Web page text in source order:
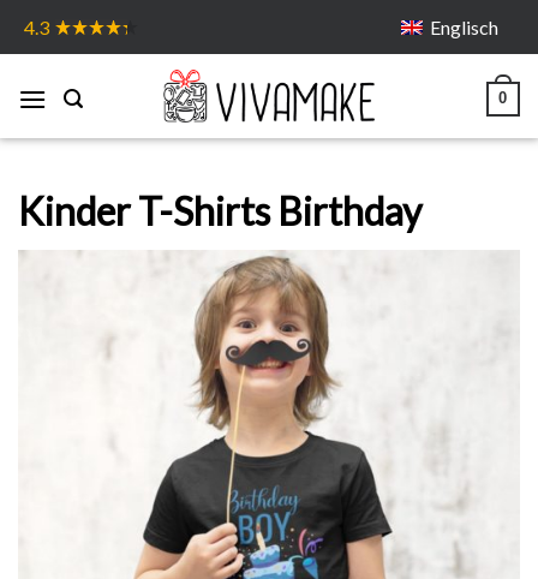
4.3 Englisch
0
Kinder T-Shirts Birthday